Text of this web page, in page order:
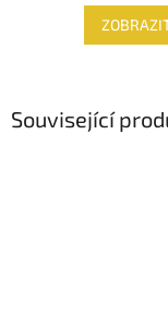
Související